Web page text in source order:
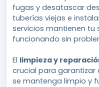
fugas y desatascar
tuberías viejas e
servicios mantienen
funcionando sin
El limpieza y
crucial para
se mantenga limpio y